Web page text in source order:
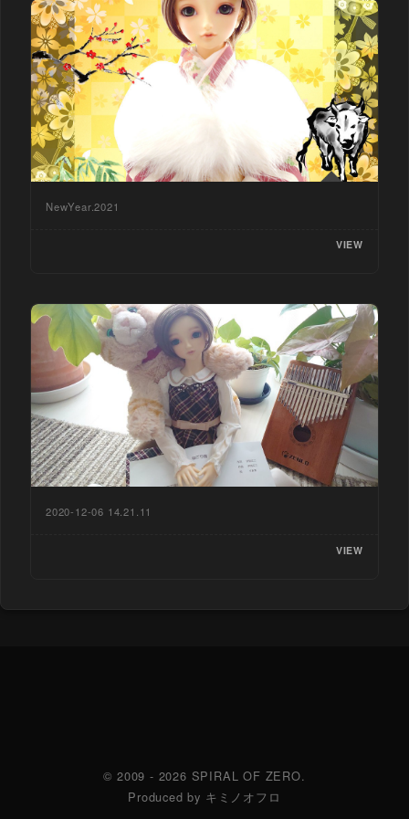
NewYear.2021
VIEW
2020-12-06 14.21.11
VIEW
© 2009 - 2026 SPIRAL OF ZERO.
Produced by キミノオフロ